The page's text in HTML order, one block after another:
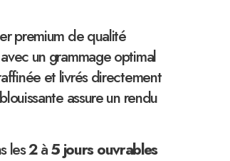
premium de qualité
un grammage optimal
et livrés directement
assure un rendu
les2à5 jours ouvrables